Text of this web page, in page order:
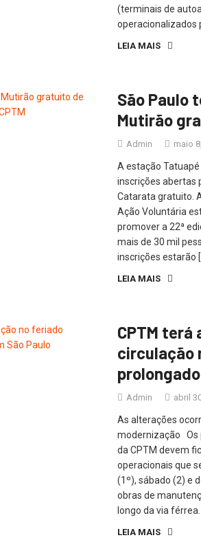
(terminais de
operacionalizados
LEIA MAIS
São Paulo
Mutirão
Admin maio
A estação
inscrições abertas
Catarata gratuito.
Ação Voluntária
promover a 22ª
mais de 30 mil
inscrições estarão
LEIA MAIS
CPTM terá
circulação
Admin abril
As alterações
modernização Os
da CPTM devem
operacionais que
(1º), sábado (2) e
obras de
longo da via
LEIA MAIS